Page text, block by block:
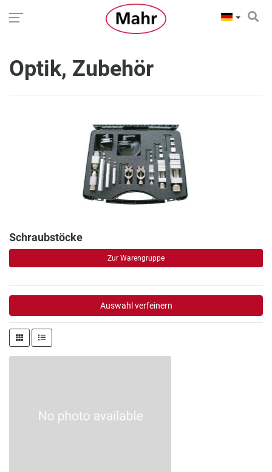
Optik, Zubehör
Schraubstöcke
Zur Warengruppe
Auswahl verfeinern